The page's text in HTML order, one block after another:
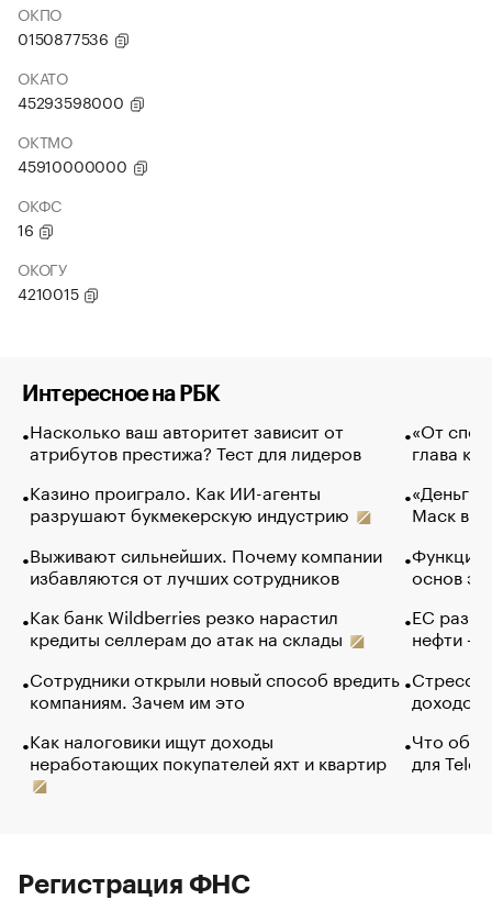
ОКПО
0150877536
ОКАТО
45293598000
ОКТМО
45910000000
ОКФС
16
ОКОГУ
4210015
Интересное на РБК
Насколько ваш авторитет зависит от
атрибутов престижа? Тест для лидеров
Казино проиграло. Как ИИ-агенты
разрушают букмекерскую индустрию
Выживают сильнейших. Почему компании
избавляются от лучших сотрудников
Как банк Wildberries резко нарастил
кредиты селлерам до атак на склады
Сотрудники открыли новый способ вредить
компаниям. Зачем им это
Как налоговики ищут доходы
неработающих покупателей яхт и квартир
«От
глава
«Деньги
Маск в
Функции
основ
ЕС
нефти —
Стресс
доходов
Что
для
Регистрация ФНС